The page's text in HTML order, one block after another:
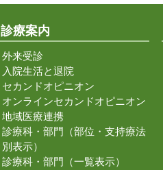
診療案内
外来受診
入院生活と退院
セカンドオピニオン
オンラインセカンドオピニオン
地域医療連携
診療科・部門（部位・支持療法
別表示）
診療科・部門（一覧表示）